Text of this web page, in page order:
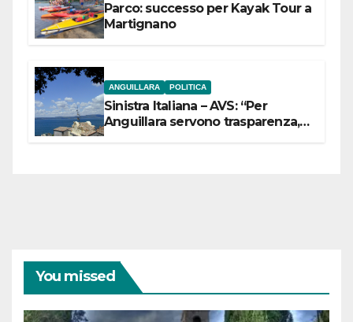
Parco: successo per Kayak Tour a
Martignano
ANGUILLARA POLITICA
Sinistra Italiana – AVS: “Per
Anguillara servono trasparenza,
You missed